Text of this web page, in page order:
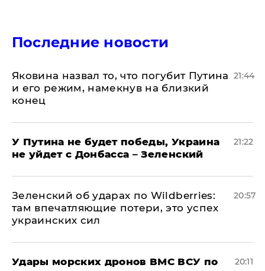
Последние новости
Яковина назвал то, что погубит Путина
и его режим, намекнув на близкий
конец
21:44
У Путина не будет победы, Украина
не уйдет с Донбасса – Зеленский
21:22
Зеленский об ударах по Wildberries:
там впечатляющие потери, это успех
украинских сил
20:57
Удары морских дронов ВМС ВСУ по
20:11